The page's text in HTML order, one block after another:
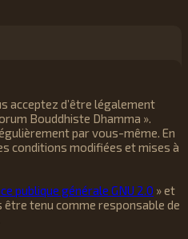
acceptez d’être légalement
Bouddhiste Dhamma ».
par vous-même. En
conditions modifiées et mises à
publique générale GNU 2.0 » et
être tenu comme responsable de